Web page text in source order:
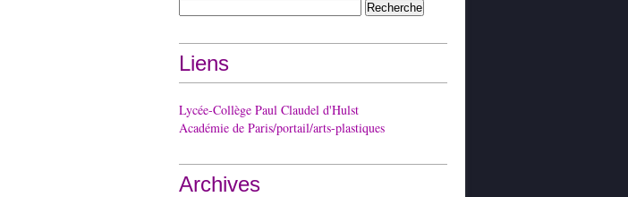
Liens
Lycée-Collège Paul Claudel d'Hulst
Académie de Paris/portail/arts-plastiques
Archives